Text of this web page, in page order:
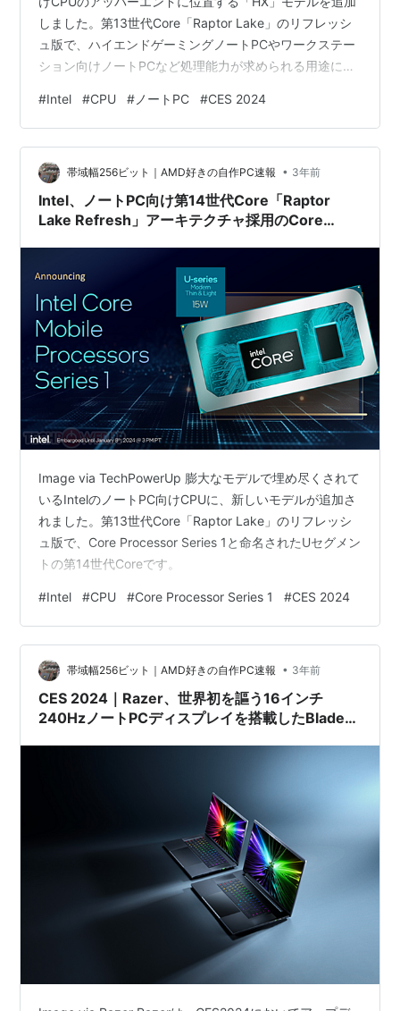
しました。第13世代Core「Raptor Lake」のリフレッシ
ュ版で、ハイエンドゲーミングノートPCやワークステー
ション向けノートPCなど処理能力が求められる用途に最
#Intel #CPU # ノートPC #CES 2024
帯域幅256ビット｜AMD好きの自作PC速報 • 3年前
Intel、ノートPC向け第14世代Core「Raptor
Lake Refresh」アーキテクチャ採用のCore
Image via TechPowerUp 膨大なモデルで埋め尽くされて
いるIntelのノートPC向けCPUに、新しいモデルが追加さ
れました。第13世代Core「Raptor Lake」のリフレッシ
ュ版で、Core Processor Series 1と命名されたUセグメン
トの第14世代Coreです。
#Intel #CPU #Core Processor Series 1 #CES 2024
帯域幅256ビット｜AMD好きの自作PC速報 • 3年前
CES 2024｜Razer、世界初を謳う16インチ
240HzノートPCディスプレイを搭載したBlade